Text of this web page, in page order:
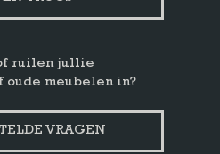
ruilen jullie
oude meubelen in?
VRAGEN